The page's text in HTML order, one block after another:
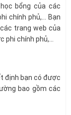
bổng của các
chính phủ,… Bạn
trang web của
chính phủ,…
định bạn có được
bao gồm các